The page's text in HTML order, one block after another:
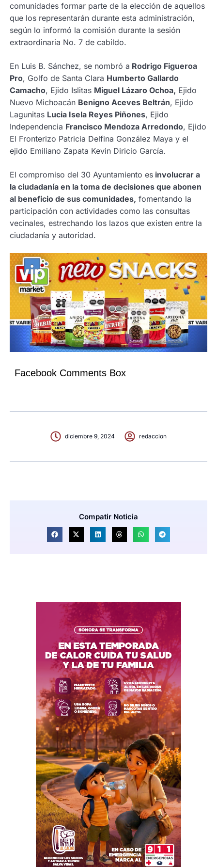
comunidades formar parte de la elección de aquellos
que los representarán durante esta administración,
según lo informó la comisión durante la sesión
extraordinaria No. 7 de cabildo.
En Luis B. Sánchez, se nombró a Rodrigo Figueroa
Pro, Golfo de Santa Clara Humberto Gallardo
Camacho, Ejido Islitas Miguel Lázaro Ochoa, Ejido
Nuevo Michoacán Benigno Aceves Beltrán, Ejido
Lagunitas Lucia Isela Reyes Piñones, Ejido
Independencia Francisco Mendoza Arredondo, Ejido
El Fronterizo Patricia Delfina González Maya y el
ejido Emiliano Zapata Kevin Diricio García.
El compromiso del 30 Ayuntamiento es involucrar a
la ciudadanía en la toma de decisiones que abonen
al beneficio de sus comunidades, fomentando la
participación con actividades como las consultas
vecinales, estrechando los lazos que existen entre la
ciudadanía y autoridad.
Facebook Comments Box
diciembre 9, 2024 redaccion
Compatir Noticia